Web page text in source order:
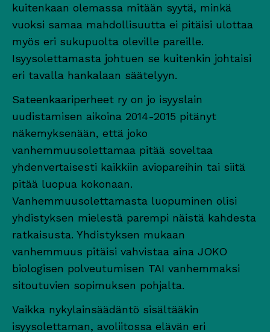
kuitenkaan olemassa mitään syytä, minkä
vuoksi samaa mahdollisuutta ei pitäisi ulottaa
myös eri sukupuolta oleville pareille.
Isyysolettamasta johtuen se kuitenkin johtaisi
eri tavalla hankalaan säätelyyn.
Sateenkaariperheet ry on jo isyyslain
uudistamisen aikoina 2014-2015 pitänyt
näkemyksenään, että joko
vanhemmuusolettamaa pitää soveltaa
yhdenvertaisesti kaikkiin aviopareihin tai siitä
pitää luopua kokonaan.
Vanhemmuusolettamasta luopuminen olisi
yhdistyksen mielestä parempi näistä kahdesta
ratkaisusta. Yhdistyksen mukaan
vanhemmuus pitäisi vahvistaa aina JOKO
biologisen polveutumisen TAI vanhemmaksi
sitoutuvien sopimuksen pohjalta.
Vaikka nykylainsäädäntö sisältääkin
isyysolettaman, avoliitossa elävän eri